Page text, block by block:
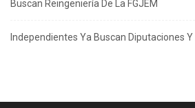
Buscan Reingeniería De La FGJEM
Independientes Ya Buscan Diputaciones